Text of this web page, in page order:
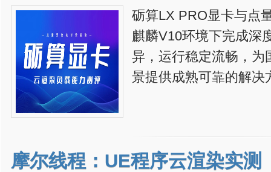
砺算LX PRO显卡与点
麒麟V10环境下完成深
异，运行稳定流畅，为
景提供成熟可靠的解决
摩尔线程：UE程序云渲染实测